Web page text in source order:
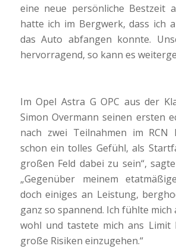
eine neue persönliche Bestzeit
hatte ich im Bergwerk, dass ich
das Auto abfangen konnte.
hervorragend, so kann es
Im Opel Astra G OPC aus der
Simon Overmann seinen ersten
nach zwei Teilnahmen im RCN
schon ein tolles Gefühl, als
großen Feld dabei zu sein“,
„Gegenüber meinem
doch einiges an Leistung,
ganz so spannend. Ich fühlte
wohl und tastete mich ans Limit
große Risiken einzugehen.“